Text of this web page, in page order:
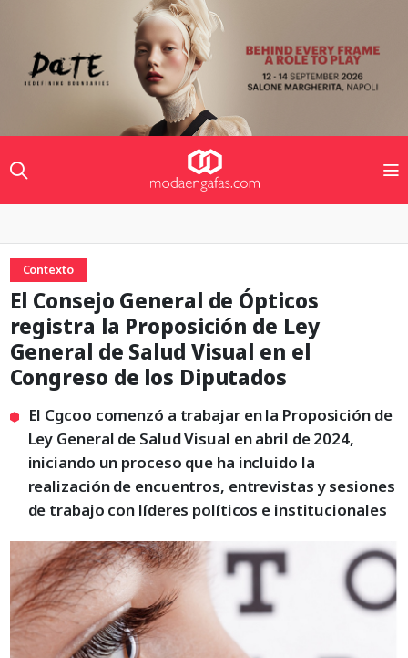
Contexto
El Consejo General de Ópticos
registra la Proposición de Ley
General de Salud Visual en el
Congreso de los Diputados
El Cgcoo comenzó a trabajar en la Proposición de
Ley General de Salud Visual en abril de 2024,
iniciando un proceso que ha incluido la
realización de encuentros, entrevistas y sesiones
de trabajo con líderes políticos e institucionales